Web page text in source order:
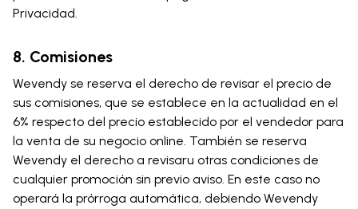
Privacidad.
8. Comisiones
Wevendy se reserva el derecho de revisar el precio de
sus comisiones, que se establece en la actualidad en el
6% respecto del precio establecido por el vendedor para
la venta de su negocio online. También se reserva
Wevendy el derecho a revisaru otras condiciones de
cualquier promoción sin previo aviso. En este caso no
operará la prórroga automática, debiendo Wevendy